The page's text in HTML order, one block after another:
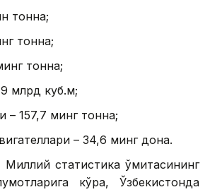
тонна;
тонна;
тонна;
млрд куб.м;
– 157,7 минг тонна;
– 34,6 минг дона.
статистика қўмитасининг
кўра, Ўзбекистонда